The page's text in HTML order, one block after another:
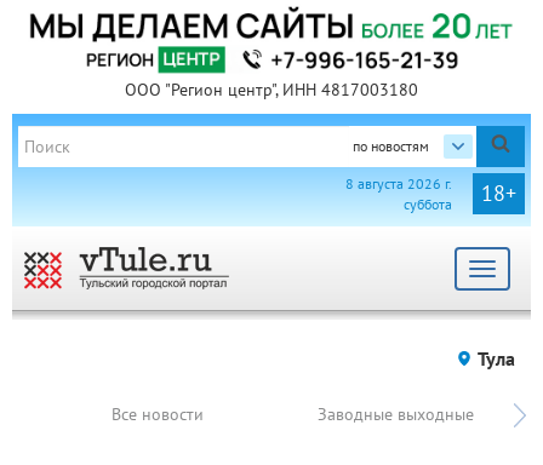
ООО "Регион центр", ИНН 4817003180
по новостям
18+
8 августа 2026 г.
суббота
Toggle
Тула
Все новости Заводные выходные